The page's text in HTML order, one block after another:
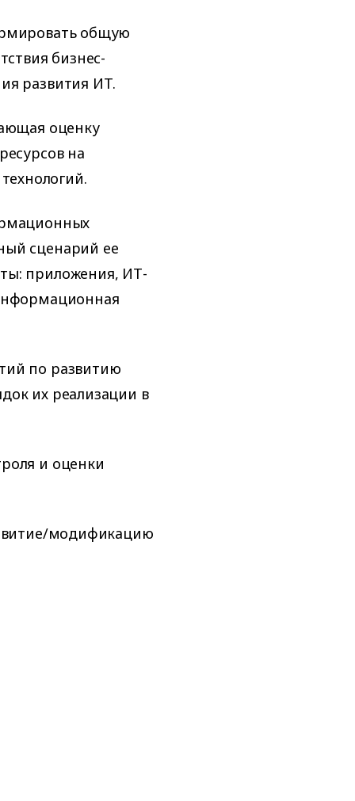
общую
бизнес-
развития ИТ.
оценку
на
сценарий ее
приложения, ИТ-
по развитию
их реализации в
и оценки
модификацию